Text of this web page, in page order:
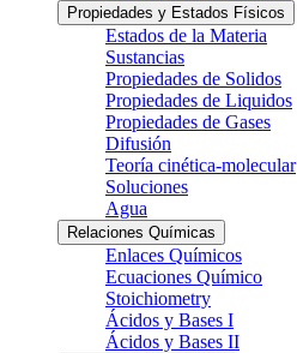
Propiedades y Estados Físicos
Estados de la Materia
Sustancias
Propiedades de Solidos
Propiedades de Liquidos
Propiedades de Gases
Difusión
Teoría cinética-molecular
Soluciones
Agua
Relaciones Químicas
Enlaces Químicos
Ecuaciones Químico
Stoichiometry
Ácidos y Bases I
Ácidos y Bases II